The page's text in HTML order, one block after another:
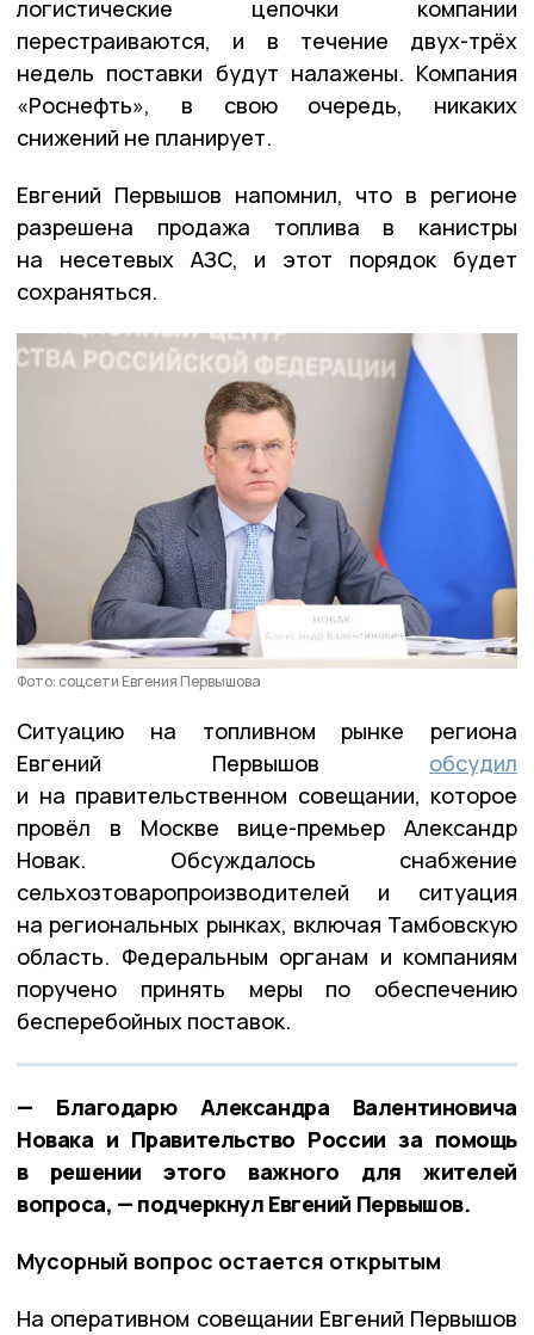
логистические цепочки компании
перестраиваются, и в течение двух-трёх
недель поставки будут налажены. Компания
«Роснефть», в свою очередь, никаких
снижений не планирует.
Евгений Первышов напомнил, что в регионе
разрешена продажа топлива в канистры
на несетевых АЗС, и этот порядок будет
сохраняться.
Фото: соцсети Евгения Первышова
Ситуацию на топливном рынке региона
Евгений Первышов обсудил
и на правительственном совещании, которое
провёл в Москве вице-премьер Александр
Новак. Обсуждалось снабжение
сельхозтоваропроизводителей и ситуация
на региональных рынках, включая Тамбовскую
область. Федеральным органам и компаниям
поручено принять меры по обеспечению
бесперебойных поставок.
— Благодарю Александра Валентиновича
Новака и Правительство России за помощь
в решении этого важного для жителей
вопроса, — подчеркнул Евгений Первышов.
Мусорный вопрос остается открытым
На оперативном совещании Евгений Первышов